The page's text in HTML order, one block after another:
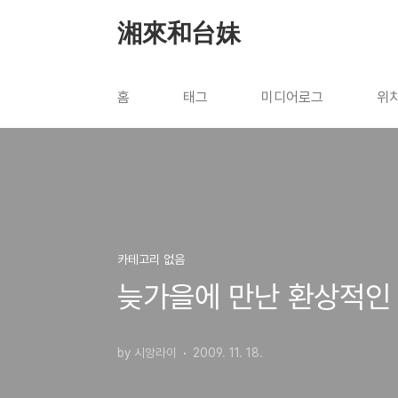
湘來和台妹
홈 태그 미디어로그 위
카테고리 없음
늦가을에 만난 환상적인
by 시앙라이 2009. 11. 18.